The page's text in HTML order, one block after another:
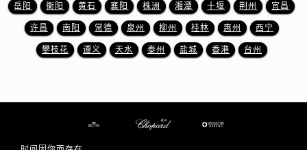
江西省宜春市袁州区中山中路萧邦售后服务中心（需提前预约）
江西省鹰潭市月湖区胜利东路萧邦售后服务中心（需提前预约）
山东省济宁市任城区太白楼路萧邦售后服务中心（需提前预约）
岳阳 衡阳 黄石 襄阳 株洲 湘潭 十堰 荆州 宜昌
许昌 南阳 常德 泉州 柳州 桂林 惠州 西宁
攀枝花 遵义 天水 泰州 盐城 香港 台州